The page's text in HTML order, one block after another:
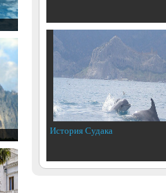
История Судака